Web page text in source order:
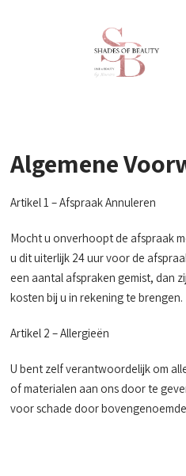
Algemene
Artikel 1 – Afspraak Annuleren
Mocht u onverhoopt de afspraak
u dit uiterlijk 24 uur voor de
een aantal afspraken gemist, dan
kosten bij u in rekening te brengen.
Artikel 2 – Allergieën
U bent zelf verantwoordelijk om
of materialen aan ons door te
voor schade door